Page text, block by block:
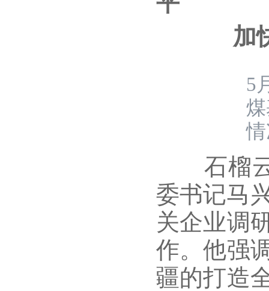
加快打
5
石榴云/
委书记马
关企业调
作。他强
疆的打造